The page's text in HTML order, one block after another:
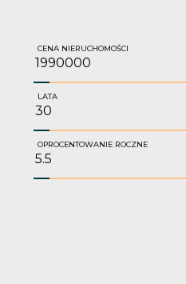
CENA NIERUCHOMOŚCI
LATA
OPROCENTOWANIE ROCZNE